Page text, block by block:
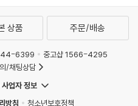
상품 주문/배송
6399
중고샵 1566-4295
/채팅상담
업자 정보
방침 청소년보호정책